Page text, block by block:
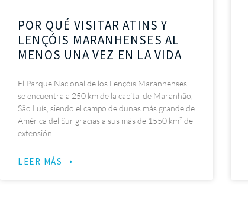
POR QUÉ VISITAR ATINS Y
LENÇÓIS MARANHENSES AL
MENOS UNA VEZ EN LA VIDA
El Parque Nacional de los Lençóis Maranhenses
se encuentra a 250 km de la capital de Maranhão,
São Luís, siendo el campo de dunas más grande de
América del Sur gracias a sus más de 1550 km² de
extensión.
LEER MÁS ➝